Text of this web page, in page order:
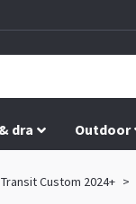
dra Outdoor
Custom 2024+